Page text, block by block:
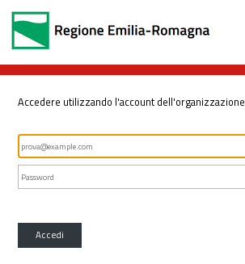
Accedere utilizzando l'account dell'organizzazione
Accedi